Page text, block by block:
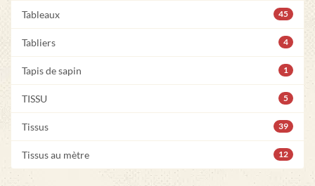
Tableaux 45
Tabliers 4
Tapis de sapin 1
TISSU 5
Tissus 39
Tissus au mètre 12